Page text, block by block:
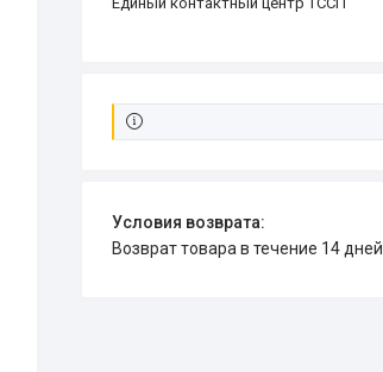
возврат товара в течение 14 дней